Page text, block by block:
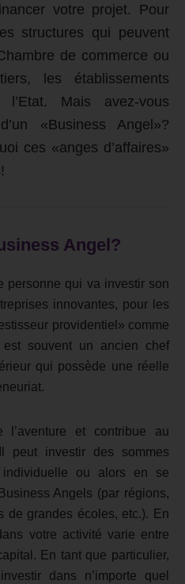
votre projet. Pour
structures qui peuvent
de commerce ou
les établissements
Mais avez-vous
«Business Angel»?
ces «anges d’affaires»
Angel?
personne qui va investir son
innovantes, pour les
providentiel» comme
souvent un ancien chef
qui possède une réelle
l’aventure et contribue au
peut investir des sommes
individuelle ou alors en se
Angels (par régions,
de grandes écoles, etc.). En
votre activité varie entre
En tant que particulier,
dans n’importe quel